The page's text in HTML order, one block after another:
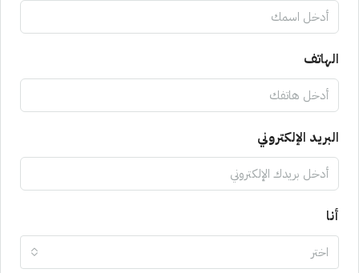
الهاتف
البريد الإلكتروني
أنا
اختر